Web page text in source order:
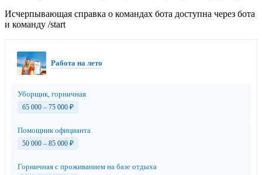
Исчерпывающая справка о командах бота доступна через бота
и команду /start
Работа на лето
Уборщик, горничная
65 000 – 75 000 ₽
Помощник официанта
50 000 – 85 000 ₽
Горничная с проживанием на базе отдыха